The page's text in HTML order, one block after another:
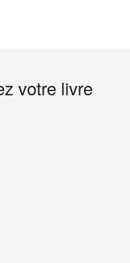
votre livre